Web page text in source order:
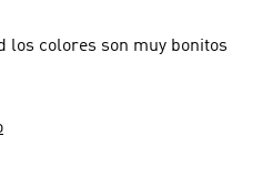
los colores son muy bonitos